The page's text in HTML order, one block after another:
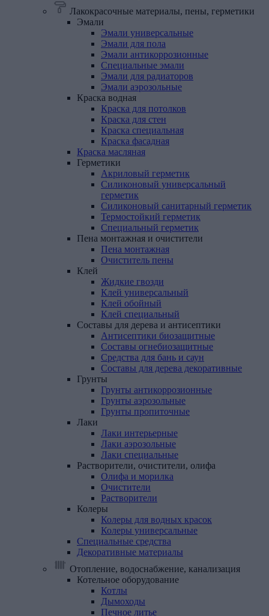
Лакокрасочные материалы, пены, герметики
Эмали
Эмали универсальные
Эмали для пола
Эмали антикоррозионные
Специальные эмали
Эмали для радиаторов
Эмали аэрозольные
Краска водная
Краска для потолков
Краска для стен
Краска специальная
Краска фасадная
Краска масляная
Герметики
Акриловый герметик
Силиконовый универсальный
герметик
Силиконовый санитарный герметик
Термостойкий герметик
Специальный герметик
Пена монтажная и очистители
Пена монтажная
Очиститель пены
Клей
Жидкие гвозди
Клей универсальный
Клей обойный
Клей специальный
Составы для дерева и антисептики
Антисептики биозащитные
Составы огнебиозащитные
Средства для бань и саун
Составы для дерева декоративные
Грунты
Грунты антикоррозионные
Грунты аэрозольные
Грунты пропиточные
Лаки
Лаки интерьерные
Лаки аэрозольные
Лаки специальные
Растворители, очистители, олифа
Олифа и морилка
Очистители
Растворители
Колеры
Колеры для водных красок
Колеры универсальные
Специальные средства
Декоративные материалы
Отопление, водоснабжение, канализация
Котельное оборудование
Котлы
Дымоходы
Печное литье